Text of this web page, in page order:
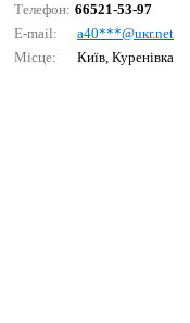
Телефон: 66521-53-97
E-mail:
а40***@uкr.nеt
Місце:
Київ, Куренівка